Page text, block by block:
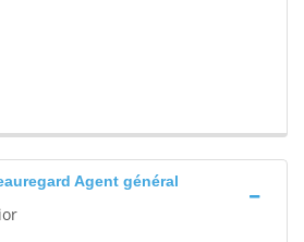
Agent général